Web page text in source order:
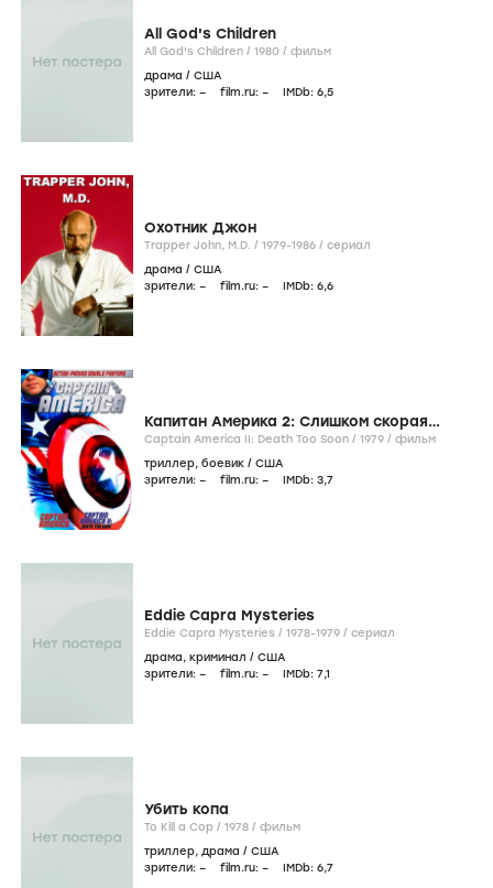
All God's Children
All God's Children / 1980 / фильм
драма / США
зрители: – film.ru: – IMDb: 6,5
Охотник Джон
Trapper John, M.D. / 1979-1986 / сериал
драма / США
зрители: – film.ru: – IMDb: 6,6
Капитан Америка 2: Слишком скорая
смерть
Captain America II: Death Too Soon / 1979 / фильм
триллер, боевик / США
зрители: – film.ru: – IMDb: 3,7
Eddie Capra Mysteries
Eddie Capra Mysteries / 1978-1979 / сериал
драма, криминал / США
зрители: – film.ru: – IMDb: 7,1
Убить копа
To Kill a Cop / 1978 / фильм
триллер, драма / США
зрители: – film.ru: – IMDb: 6,7